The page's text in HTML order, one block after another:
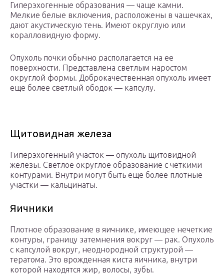
Гиперэхогенные образования — чаще камни.
Мелкие белые включения, расположены в чашечках,
дают акустическую тень. Имеют округлую или
коралловидную форму.
Опухоль почки обычно располагается на ее
поверхности. Представлена светлым наростом
округлой формы. Доброкачественная опухоль имеет
еще более светлый ободок — капсулу.
Щитовидная железа
Гиперэхогенный участок — опухоль щитовидной
железы. Светлое округлое образование с четкими
контурами. Внутри могут быть еще более плотные
участки — кальцинаты.
Яичники
Плотное образование в яичнике, имеющее нечеткие
контуры, границу затемнения вокруг — рак. Опухоль
с капсулой вокруг, неоднородной структурой —
тератома. Это врожденная киста яичника, внутри
которой находятся жир, волосы, зубы.